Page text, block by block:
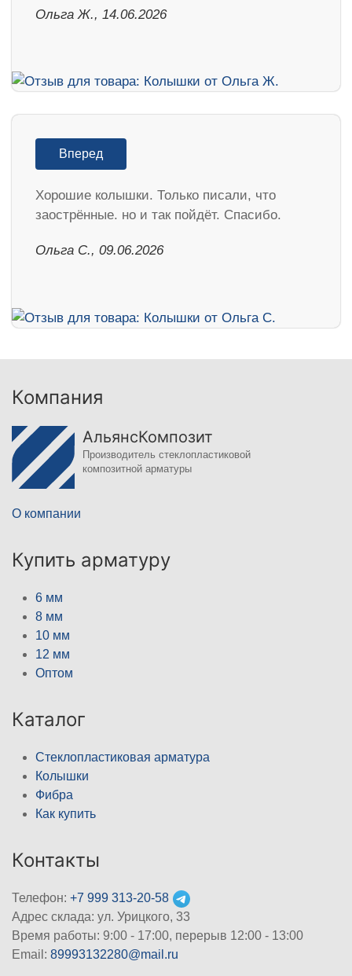
Ольга Ж., 14.06.2026
Вперед
Хорошие колышки. Только писали, что
заострённые. но и так пойдёт. Спасибо.
Ольга С., 09.06.2026
Компания
АльянсКомпозит
Производитель стеклопластиковой
композитной арматуры
О компании
Купить арматуру
6 мм
8 мм
10 мм
12 мм
Оптом
Каталог
Стеклопластиковая арматура
Колышки
Фибра
Как купить
Контакты
Телефон: +7 999 313-20-58
Адрес склада: ул. Урицкого, 33
Время работы: 9:00 - 17:00, перерыв 12:00 - 13:00
Email: 89993132280@mail.ru